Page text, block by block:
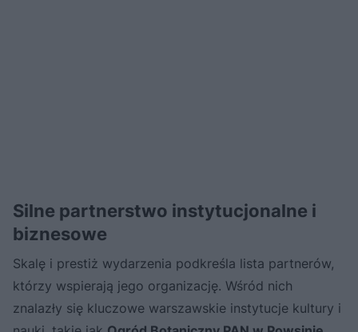
Silne partnerstwo instytucjonalne i
biznesowe
Skalę i prestiż wydarzenia podkreśla lista partnerów,
którzy wspierają jego organizację. Wśród nich
znalazły się kluczowe warszawskie instytucje kultury i